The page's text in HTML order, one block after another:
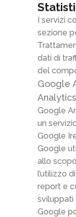
I servizi
sezione
dati di
del
Google
Google
un
Google
Google
allo
l’utilizzo
report e
sviluppati
Google